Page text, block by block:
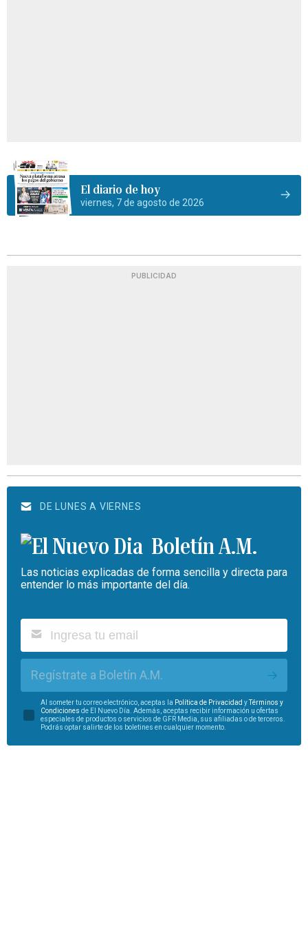
El diario de hoy
viernes, 7 de agosto de 2026
PUBLICIDAD
DE LUNES A VIERNES
Boletín A.M.
Las noticias explicadas de forma sencilla y directa para
entender lo más importante del día.
Regístrate a Boletín A.M.
Al someter tu correo electrónico, aceptas la Política de Privacidad y
Términos y
Condiciones de El Nuevo Día. Además, aceptas recibir información u ofertas
especiales de productos o servicios de GFR Media, sus afiliadas o de terceros.
Podrás optar salirte de los boletines en cualquier momento.